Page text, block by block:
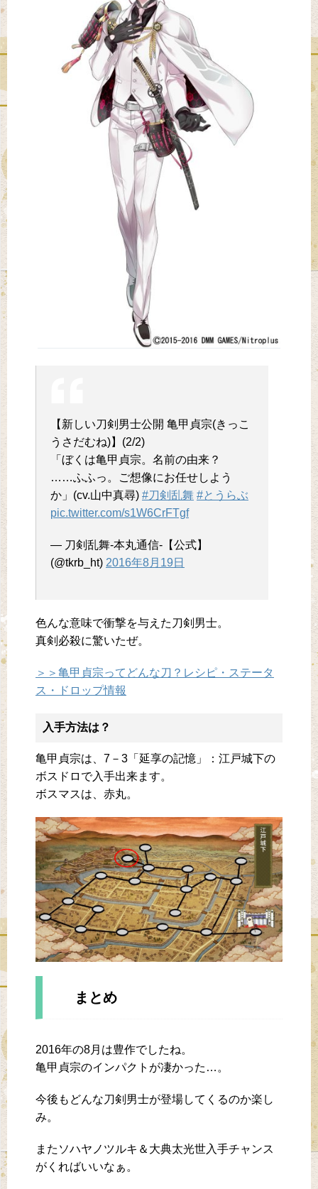
【新しい刀剣男士公開 亀甲貞宗(きっこ
うさだむね)】(2/2)
「ぼくは亀甲貞宗。名前の由来？
……ふふっ。ご想像にお任せしよう
か」(cv.山中真尋) #刀剣乱舞 #とうらぶ
pic.twitter.com/s1W6CrFTgf
— 刀剣乱舞-本丸通信-【公式】
(@tkrb_ht) 2016年8月19日
色んな意味で衝撃を与えた刀剣男士。
真剣必殺に驚いたぜ。
＞＞亀甲貞宗ってどんな刀？レシピ・ステータ
ス・ドロップ情報
入手方法は？
亀甲貞宗は、7－3「延享の記憶」：江戸城下の
ボスドロで入手出来ます。
ボスマスは、赤丸。
まとめ
2016年の8月は豊作でしたね。
亀甲貞宗のインパクトが凄かった…。
今後もどんな刀剣男士が登場してくるのか楽し
み。
またソハヤノツルキ＆大典太光世入手チャンス
がくればいいなぁ。